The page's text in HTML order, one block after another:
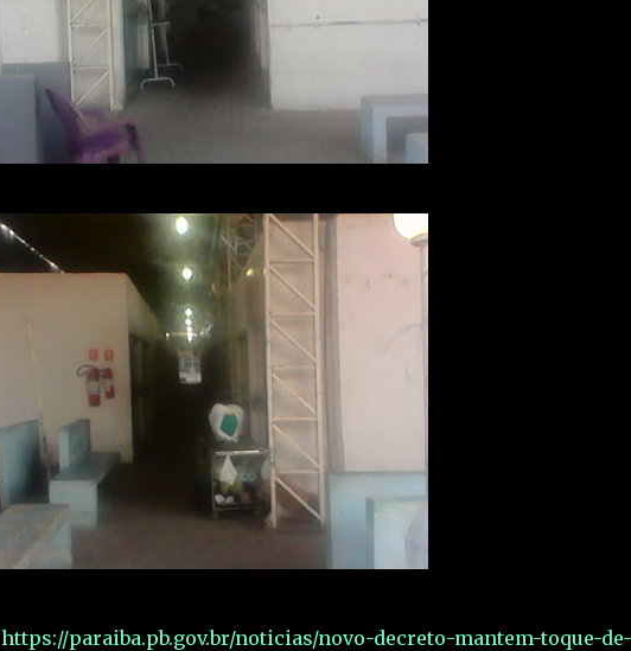
https://paraiba.pb.gov.br/noticias/novo-decreto-mantem-toque-de-